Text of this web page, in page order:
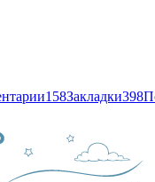
158Закладки398